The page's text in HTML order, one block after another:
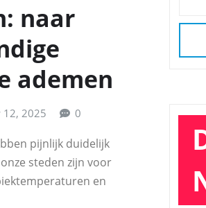
naar
ademen
12, 2025 0
pijnlijk duidelijk
steden zijn voor
en